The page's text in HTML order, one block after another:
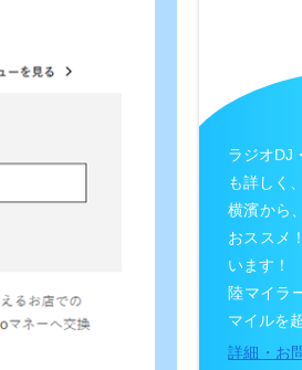
ラジオDJ
も詳しく
横濱から
おススメ
います！
陸マイラ
マイルを
詳細・お